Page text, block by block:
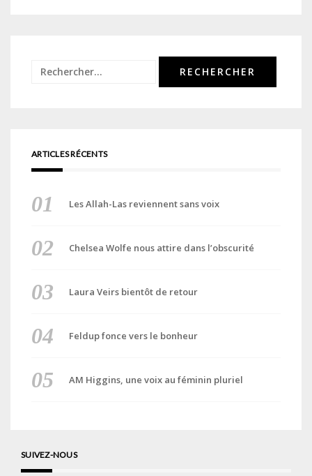
Rechercher :
ARTICLES RÉCENTS
Les Allah-Las reviennent sans voix
Chelsea Wolfe nous attire dans l’obscurité
Laura Veirs bientôt de retour
Feldup fonce vers le bonheur
AM Higgins, une voix au féminin pluriel
SUIVEZ-NOUS